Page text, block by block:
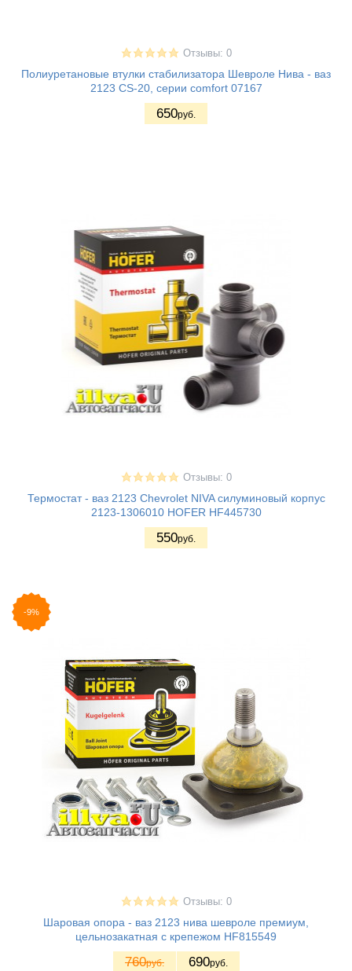
Отзывы: 0
Полиуретановые втулки стабилизатора Шевроле Нива - ваз
2123 CS-20, серии comfort 07167
650руб.
Отзывы: 0
Термостат - ваз 2123 Chevrolet NIVA силуминовый корпус
2123-1306010 HOFER HF445730
550руб.
-9%
Отзывы: 0
Шаровая опора - ваз 2123 нива шевроле премиум,
цельнозакатная с крепежом HF815549
760руб. 690руб.